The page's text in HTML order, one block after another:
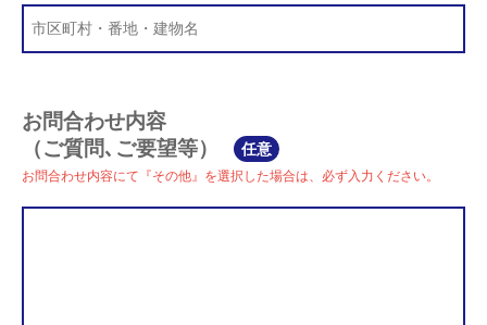
お問合わせ内容
（ご質問､ご要望等）
任意
お問合わせ内容にて『その他』を選択した場合は、必ず入力ください。